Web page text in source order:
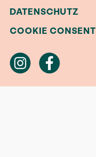
DATENSCHUTZ
COOKIE CONSENT